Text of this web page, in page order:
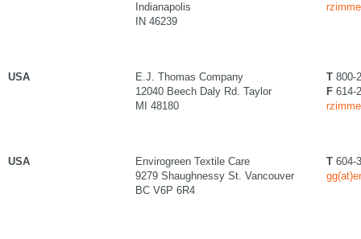
Indianapolis
IN 46239
USA
E.J. Thomas Company
12040 Beech Daly Rd. Taylor
MI 48180
T 800-
F 614-
USA
Envirogreen Textile Care
9279 Shaughnessy St. Vancouver
BC V6P 6R4
T 604-